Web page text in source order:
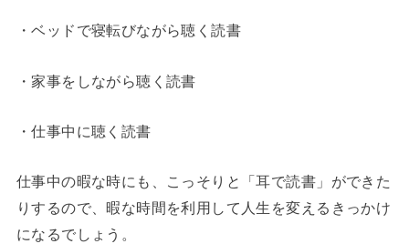
・ベッドで寝転びながら聴く読書
・家事をしながら聴く読書
・仕事中に聴く読書
仕事中の暇な時にも、こっそりと「耳で読書」ができた
りするので、暇な時間を利用して人生を変えるきっかけ
になるでしょう。